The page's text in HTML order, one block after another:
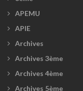
APEMU
APIE
Archives
Archives 3ème
Archives 4ème
Archives 5ème